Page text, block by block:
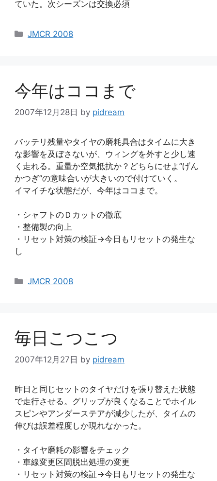
ていた。次シーズンは交換必須
カ
JMCR 2008
今年はココまで
2007年12月28日 by pidream
バッテリ残量やタイヤの磨耗具合はタイムに大き
な影響を及ぼさないが、ウィングを外すと少し速
く走れる。重量か空気抵抗か？どちらにせよ”げん
かつぎ”の意味合いが大きいので付けていく。
イマイチな状態だが、今年はココまで。
・シャフトのＤカットの徹底
・整備製の向上
・リセット対策の検証→今日もリセットの発生な
し
カ
JMCR 2008
毎日こつこつ
2007年12月27日 by pidream
昨日と同じセットのタイヤだけを張り替えた状態
で走行させる。グリップが良くなることでホイル
スピンやアンダーステアが減少したが、タイムの
伸びは誤差程度しか現れなかった。
・タイヤ磨耗の影響をチェック
・車線変更区間脱出処理の変更
・リセット対策の検証→今日もリセットの発生な